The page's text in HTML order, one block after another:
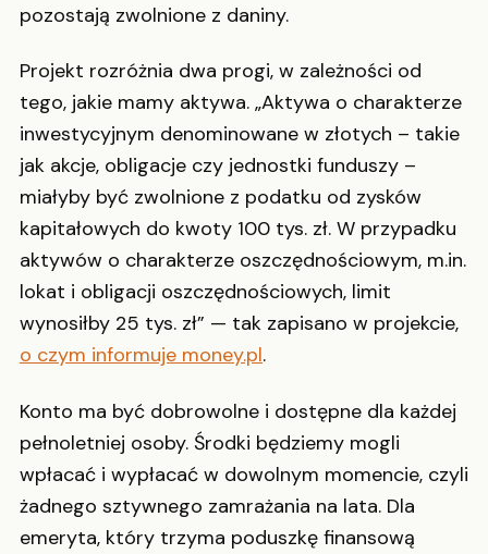
pozostają zwolnione z daniny.
Projekt rozróżnia dwa progi, w zależności od
tego, jakie mamy aktywa. „Aktywa o charakterze
inwestycyjnym denominowane w złotych – takie
jak akcje, obligacje czy jednostki funduszy –
miałyby być zwolnione z podatku od zysków
kapitałowych do kwoty 100 tys. zł. W przypadku
aktywów o charakterze oszczędnościowym, m.in.
lokat i obligacji oszczędnościowych, limit
wynosiłby 25 tys. zł” — tak zapisano w projekcie,
o czym informuje money.pl.
Konto ma być dobrowolne i dostępne dla każdej
pełnoletniej osoby. Środki będziemy mogli
wpłacać i wypłacać w dowolnym momencie, czyli
żadnego sztywnego zamrażania na lata. Dla
emeryta, który trzyma poduszkę finansową